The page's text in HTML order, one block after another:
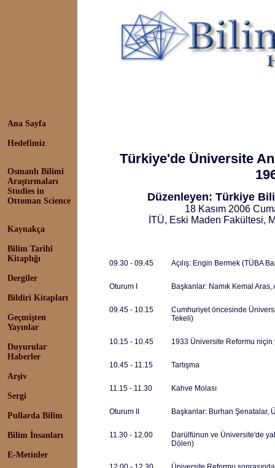
Ana Sayfa
Hedefimiz
Osmanlı Bilimi
Araştırmaları
Studies in
Ottoman Science
Kaynakça
Bilim Tarihi
Kitaplığı
Dergiler
Bildiri Kitapları
Geçmişten
Yayınlar
Duyurular
Haberler
Arşiv
Sergi
Pullarda Bilim
Bilim İnsanları
E-Metinler
Türkiye'de Üniversite
Düzenleyen: Türkiye
18 Kasım 2006
İTÜ, Eski Maden Fakültesi,
09.30 - 09.45 Açılış: Engin Bermek (TÜBA
Oturum I Başkanlar: Namık Kemal Aras,
09.45 - 10.15
Cumhuriyet öncesinde
Tekeli)
10.15 - 10.45 1933 Üniversite Reformu niçin
10.45 - 11.15 Tartışma
11.15 - 11.30 Kahve Molası
Oturum II Başkanlar: Burhan Şenatalar,
11.30 - 12.00
Darülfünun ve Üniversite'de
Dölen)